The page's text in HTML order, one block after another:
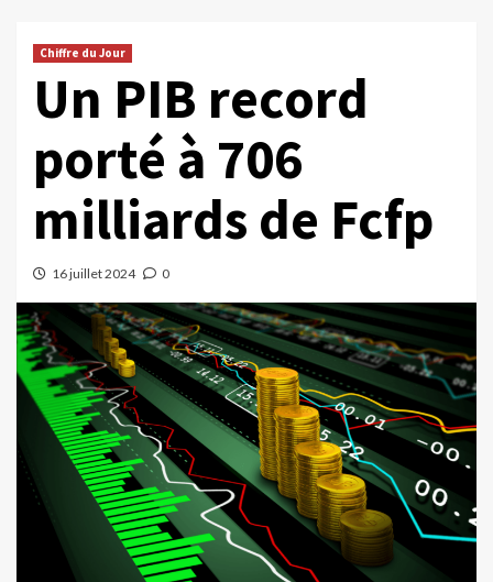
Chiffre du Jour
Un PIB record
porté à 706
milliards de Fcfp
16 juillet 2024 0